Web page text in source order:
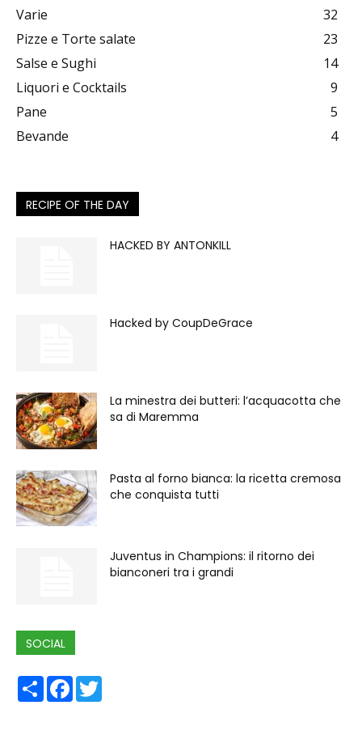
Varie
32
Pizze e Torte salate
23
Salse e Sughi
14
Liquori e Cocktails
9
Pane
5
Bevande
4
RECIPE OF THE DAY
HACKED BY ANTONKILL
Hacked by CoupDeGrace
La minestra dei butteri: l’acquacotta che
sa di Maremma
Pasta al forno bianca: la ricetta cremosa
che conquista tutti
Juventus in Champions: il ritorno dei
bianconeri tra i grandi
SOCIAL
ShareFacebook